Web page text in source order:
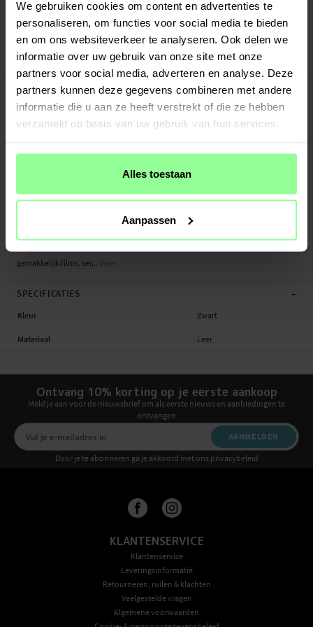
We gebruiken cookies om content en advertenties te
personaliseren, om functies voor social media te bieden
en om ons websiteverkeer te analyseren. Ook delen we
informatie over uw gebruik van onze site met onze
partners voor social media, adverteren en analyse. Deze
partners kunnen deze gegevens combineren met andere
informatie die u aan ze heeft verstrekt of die ze hebben
verzameld op basis van uw gebruik van hun services.
Alles toestaan
Aanpassen
Veilig betalen met Klarna of Paypal
Art number:23334
PRODUCTBESCHRIJVING
Bookcover hoesje van echt leer voor de Samsung Galaxy S10 Plus Het hoesje
beschermt je hele telefoon en heeft plek voor pasjes aan de binnenkant van de
voorflap. De pasjeshouder heeft drie vakken en een groter vakje voor briefgeld
De telefoon zit veilig vast in de flexibele, stootvaste TPU-houder en wordt
wordt je telefoon zowel aan de voor-, achter- en zijkanten beschermd tegen
gemakkelijk films, ser... Meer
SPECIFICATIES -
Kleur Zwart
Materiaal Leer
Ontvang 10% korting op je eerste aankoop
Meld je aan voor de nieuwsbrief om als eerste nieuws en aanbiedingen te
ontvangen
AANMELDEN
Door je te abonneren ga je akkoord met ons privacybeleid
KLANTENSERVICE
Klantenservice
Leveringsinformatie
Retourneren, ruilen & klachten
Veelgestelde vragen
Algemene voorwaarden